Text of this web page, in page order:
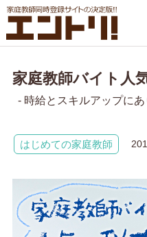
家庭教師バイト人
- 時給とスキルアップにあ
はじめての家庭教師